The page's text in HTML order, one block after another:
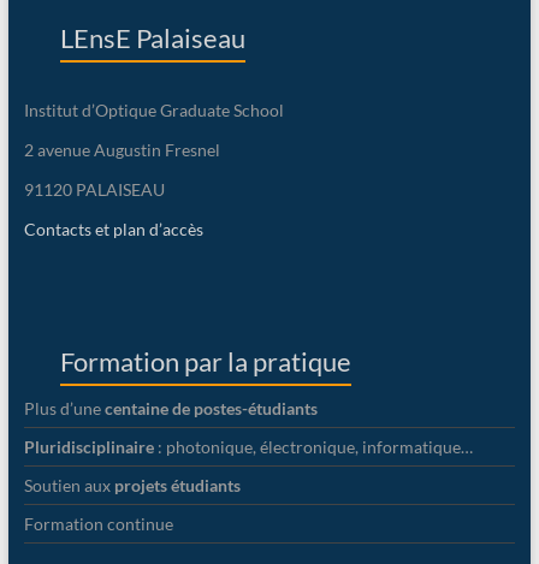
LEnsE Palaiseau
Institut d’Optique Graduate School
2 avenue Augustin Fresnel
91120 PALAISEAU
Contacts et plan d’accès
Formation par la pratique
Plus d’unecentaine de postes-étudiants
Pluridisciplinaire: photonique, électronique, informatique…
Soutien aux projets étudiants
Formation continue